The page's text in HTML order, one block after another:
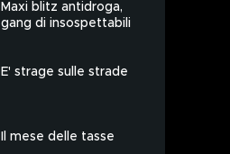
Maxi blitz antidroga,
gang di insospettabili
E' strage sulle strade
Il mese delle tasse